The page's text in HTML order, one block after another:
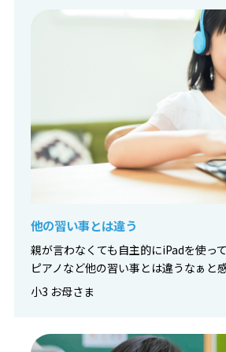
他の習い事とは違う
親が言わなくても自主的にiPadを使っ
ピアノなど他の習い事とは違うなぁと
小3 お母さま